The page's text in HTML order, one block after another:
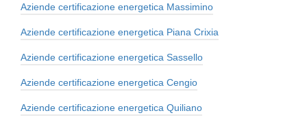
Aziende certificazione energetica Massimino
Aziende certificazione energetica Piana Crixia
Aziende certificazione energetica Sassello
Aziende certificazione energetica Cengio
Aziende certificazione energetica Quiliano